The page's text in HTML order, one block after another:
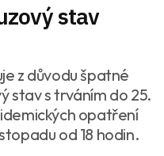
stav
z důvodu špatné
stav s trváním do 25.
opatření
od 18 hodin.